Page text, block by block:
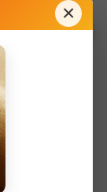
Tkanina meblowa
×